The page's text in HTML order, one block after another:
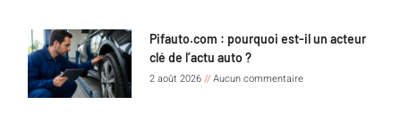
Pifauto.com : pourquoi est-il un acteur
clé de l’actu auto ?
2 août 2026 Aucun commentaire